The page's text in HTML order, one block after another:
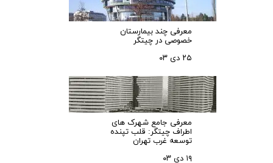
معرفی چند بیمارستان
خصوصی در چیتگر
۲۵ دی ۰۳
معرفی جامع شهرک‌ های
اطراف چیتگر: قلب تپنده
توسعه غرب تهران
۱۹ دی ۰۳